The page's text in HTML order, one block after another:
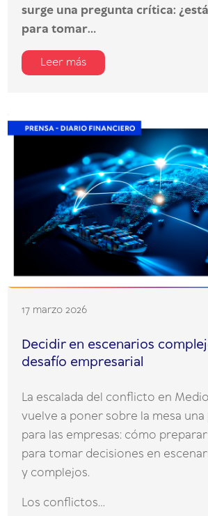
surge una pregunta crítica:
para tomar...
Leer más
17 marzo 2026
Decidir en escenarios
desafío empresarial
La escalada del conflicto en
vuelve a poner sobre la mesa
para las empresas: cómo
para tomar decisiones en
y complejos.
Los conflictos...